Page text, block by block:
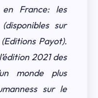
en France: les
sur
Payot).
2021 des
monde plus
sur le